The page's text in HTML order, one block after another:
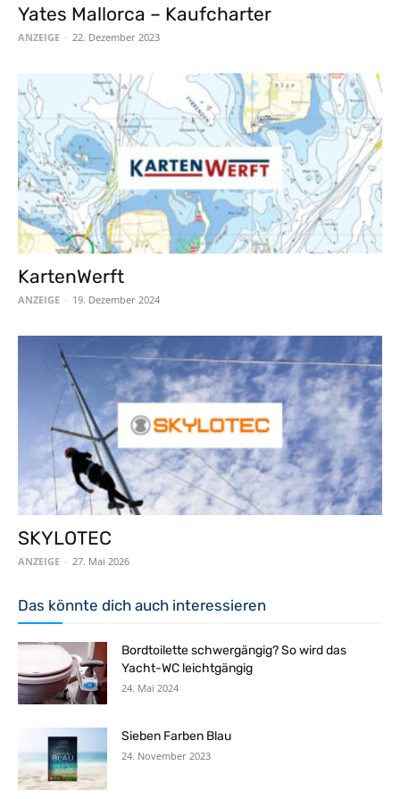
Yates Mallorca – Kaufcharter
ANZEIGE - 22. Dezember 2023
KartenWerft
ANZEIGE - 19. Dezember 2024
SKYLOTEC
ANZEIGE - 27. Mai 2026
Das könnte dich auch interessieren
Bordtoilette schwergängig? So wird das
Yacht-WC leichtgängig
24. Mai 2024
Sieben Farben Blau
24. November 2023